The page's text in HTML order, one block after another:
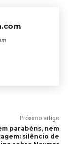
Próximo artigo
parabéns, nem
silêncio de